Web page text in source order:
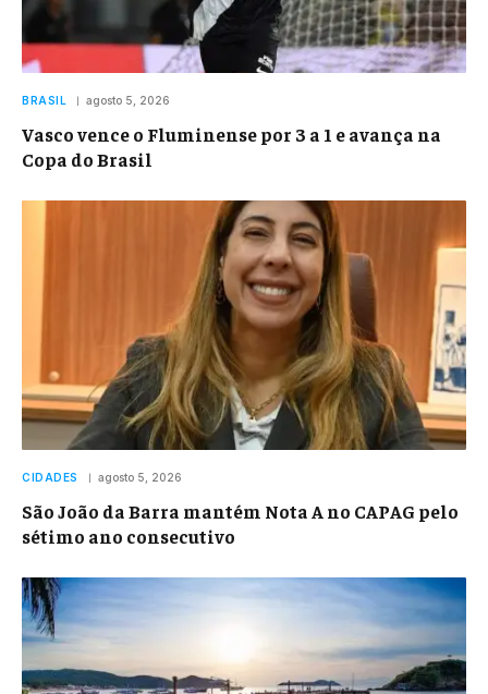
BRASIL agosto 5, 2026
Vasco vence o Fluminense por 3 a 1 e avança na
Copa do Brasil
CIDADES agosto 5, 2026
São João da Barra mantém Nota A no CAPAG pelo
sétimo ano consecutivo